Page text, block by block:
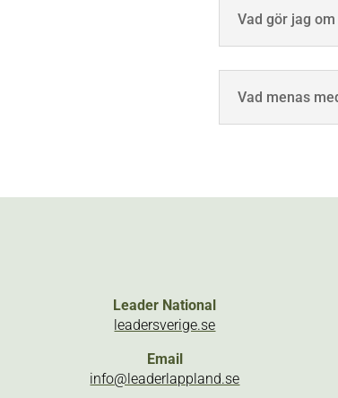
Vad gör jag
Vad menas
Leader National
leadersverige.se
Email
info@leaderlappland.se